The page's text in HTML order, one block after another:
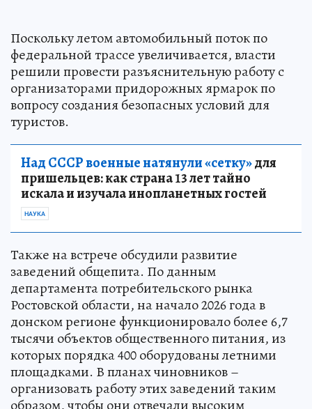
Поскольку летом автомобильный поток по
федеральной трассе увеличивается, власти
решили провести разъяснительную работу с
организаторами придорожных ярмарок по
вопросу создания безопасных условий для
туристов.
Над СССР военные натянули «сетку»для
пришельцев: как страна 13 лет тайно
искала и изучала инопланетных гостей
НАУКА
Также на встрече обсудили развитие
заведений общепита. По данным
департамента потребительского рынка
Ростовской области, на начало 2026 года в
донском регионе функционировало более 6,7
тысячи объектов общественного питания, из
которых порядка 400 оборудованы летними
площадками. В планах чиновников –
организовать работу этих заведений таким
образом, чтобы они отвечали высоким